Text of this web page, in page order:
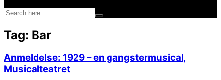
Tag: Bar
Anmeldelse: 1929 – en gangstermusical,
Musicalteatret